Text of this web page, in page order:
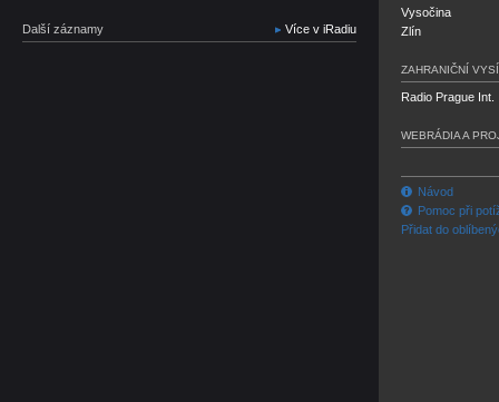
Další záznamy Více v iRadiu
Vysočina
Zlín
ZAHRANIČNÍ
Radio Prague Int.
WEBRÁDIA A
Návod
Pomoc při
Přidat do